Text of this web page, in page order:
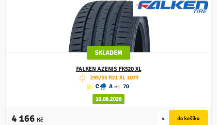
SKLADEM
FALKENAZENIS FK520 XL
295/35 R21 XL 107Y
C
A
70
10.08.2026
4 166 Kč